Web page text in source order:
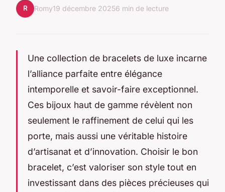
R Romy19 décembre 20256 min de lecture
Une collection de bracelets de luxe incarne
l’alliance parfaite entre élégance
intemporelle et savoir-faire exceptionnel.
Ces bijoux haut de gamme révèlent non
seulement le raffinement de celui qui les
porte, mais aussi une véritable histoire
d’artisanat et d’innovation. Choisir le bon
bracelet, c’est valoriser son style tout en
investissant dans des pièces précieuses qui